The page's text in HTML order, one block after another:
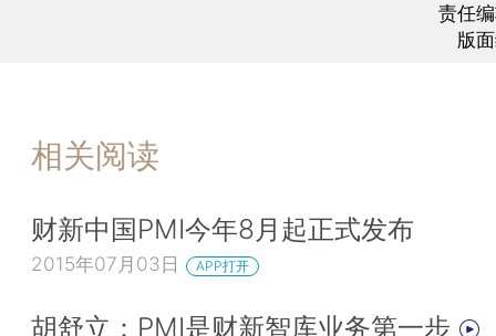
更名为财新中国PMI，更名后PMI统计方法不变。财
济学家对该指数深入解读。此外，除中国以外亚洲
冠名中国PMI，我们期待 ‘财新中国PMI’的影响日益
务院发展研究中心前副主任刘世锦亦出席了沟通会
讲。
在此次会议上，财新和Markit共同表示，双方将
责任
版
相关阅读
财新中国PMI今年8月起正式发布
2015年07月03日 APP打开
胡舒立：PMI是财新智库业务第一步